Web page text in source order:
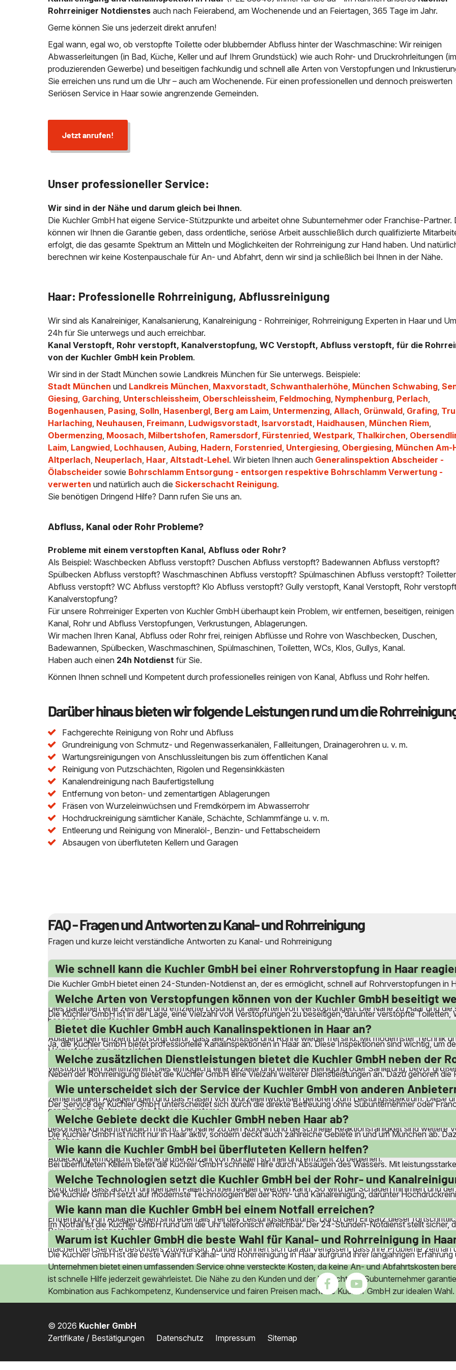
News & Aktuelles
Rohrreiniger Notdienstes auch nach Feierabend, am Wochenende und an Feiertagen, 365 Tage im Jahr.
Gerne können Sie uns jederzeit direkt anrufen!
Egal wann, egal wo, ob verstopfte Toilette oder blubbernder Abfluss hinter der Waschmaschine: Wir reinigen
Abwasserleitungen (in Bad, Küche, Keller und auf Ihrem Grundstück) wie auch Rohr- und Druckrohrleitungen
produzierenden Gewerbe) und beseitigen fachkundig und schnell alle Arten von Verstopfungen und
Sie erreichen uns rund um die Uhr – auch am Wochenende. Für einen professionellen und dennoch preiswerten
Seriösen Service in Haar sowie angrenzende Gemeinden.
Jetzt anrufen!
Unser professioneller Service:
Wir sind in der Nähe und darum gleich bei Ihnen.
Die Kuchler GmbH hat eigene Service-Stützpunkte und arbeitet ohne Subunternehmer oder Franchise-Partner.
können wir Ihnen die Garantie geben, dass ordentliche, seriöse Arbeit ausschließlich durch qualifizierte
erfolgt, die das gesamte Spektrum an Mitteln und Möglichkeiten der Rohrreinigung zur Hand haben. Und
berechnen wir keine Kostenpauschale für An- und Abfahrt, denn wir sind ja schließlich bei Ihnen in der Nähe.
Haar: Professionelle Rohrreinigung, Abflussreinigung
Wir sind als Kanalreiniger, Kanalsanierung, Kanalreinigung - Rohrreiniger, Rohrreinigung Experten in Haar und
24h für Sie unterwegs und auch erreichbar.
Kanal Verstopft, Rohr verstopft, Kanalverstopfung, WC Verstopft, Abfluss verstopft, für die
von der Kuchler GmbH kein Problem.
Wir sind in der Stadt München sowie Landkreis München für Sie unterwegs. Beispiele:
Stadt München und Landkreis München, Maxvorstadt,Schwanthalerhöhe, München Schwabing,
Giesing, Garching, Unterschleissheim, Oberschleissheim, Feldmoching, Nymphenburg, Perlach,
Bogenhausen, Pasing,Solln, Hasenbergl, Berg am Laim, Untermenzing,Allach, Grünwald, Grafing,
Harlaching, Neuhausen, Freimann, Ludwigsvorstadt, Isarvorstadt, Haidhausen, München Riem,
Obermenzing, Moosach, Milbertshofen, Ramersdorf, Fürstenried,Westpark, Thalkirchen,
Laim, Langwied, Lochhausen,Aubing, Hadern, Forstenried, Untergiesing, Obergiesing, München Am-
Altperlach, Neuperlach, Haar,Altstadt-Lehel. Wir bieten Ihnen auch Generalinspektion Abscheider -
Ölabscheider sowie Bohrschlamm Entsorgung - entsorgen respektive Bohrschlamm Verwertung -
verwerten und natürlich auch dieSickerschacht Reinigung.
Sie benötigen Dringend Hilfe? Dann rufen Sie uns an.
Abfluss, Kanal oder Rohr Probleme?
Probleme mit einem verstopften Kanal, Abfluss oder Rohr?
Als Beispiel: Waschbecken Abfluss verstopft? Duschen Abfluss verstopft? Badewannen Abfluss verstopft?
Spülbecken Abfluss verstopft? Waschmaschinen Abfluss verstopft? Spülmaschinen Abfluss verstopft?
Abfluss verstopft? WC Abfluss verstopft? Klo Abfluss verstopft? Gully verstopft, Kanal Verstopft, Rohr
Kanalverstopfung?
Für unsere Rohrreiniger Experten von Kuchler GmbH überhaupt kein Problem, wir entfernen, beseitigen, reinigen
Kanal, Rohr und Abfluss Verstopfungen, Verkrustungen, Ablagerungen.
Wir machen Ihren Kanal, Abfluss oder Rohr frei, reinigen Abflüsse und Rohre von Waschbecken, Duschen,
Badewannen, Spülbecken, Waschmaschinen, Spülmaschinen, Toiletten, WCs, Klos, Gullys, Kanal.
Haben auch einen 24h Notdienst für Sie.
Können Ihnen schnell und Kompetent durch professionelles reinigen von Kanal, Abfluss und Rohr helfen.
Darüber hinaus bieten wir folgende Leistungen rund um die
Fachgerechte Reinigung von Rohr und Abfluss
Grundreinigung von Schmutz- und Regenwasserkanälen, Fallleitungen, Drainagerohren u. v. m.
Wartungsreinigungen von Anschlussleitungen bis zum öffentlichen Kanal
Reinigung von Putzschächten, Rigolen und Regensinkkästen
Kanalendreinigung nach Baufertigstellung
Entfernung von beton- und zementartigen Ablagerungen
Fräsen von Wurzeleinwüchsen und Fremdkörpern im Abwasserrohr
Hochdruckreinigung sämtlicher Kanäle, Schächte, Schlammfänge u. v. m.
Entleerung und Reinigung von Mineralöl-, Benzin- und Fettabscheidern
Absaugen von überfluteten Kellern und Garagen
FAQ - Fragen und Antworten zu Kanal- und Rohrreinigung
Fragen und kurze leicht verständliche Antworten zu Kanal- und Rohrreinigung
Wie schnell kann die Kuchler GmbH bei einer Rohrverstopfung in Haar
Die Kuchler GmbH bietet einen 24-Stunden-Notdienst an, der es ermöglicht, schnell auf Rohrverstopfungen in
Stützpunkte und dem Verzicht auf Subunternehmer kann das Team rasch vor Ort sein. Auch an
Dies garantiert eine zeitnahe und effiziente Lösung für alle Arten von Verstopfungen. Die Nähe zu Haar und
besonders zuverlässig.
Welche Arten von Verstopfungen können von der Kuchler GmbH beseitigt
Die Kuchler GmbH ist in der Lage, eine Vielzahl von Verstopfungen zu beseitigen, darunter verstopfte
komplexere Verstopfungen in Abwasserleitungen, Rohren und Druckrohrleitungen werden fachkundig gelöst.
Ablagerungen effizient und sorgt dafür, dass alle Abflüsse und Rohre wieder frei sind. Mit modernster Technik
Herausforderung gemeistert.
Bietet die Kuchler GmbH auch Kanalinspektionen in Haar an?
Ja, die Kuchler GmbH bietet professionelle Kanalinspektionen in Haar an. Diese Inspektionen sind wichtig, um
mögliche Probleme frühzeitig zu erkennen. Mit modernen Kamerasystemen können die Mitarbeiter die Kanäle
Verstopfungen identifizieren. Dies ermöglicht eine gezielte und effektive Reinigung oder Sanierung, bevor
Welche zusätzlichen Dienstleistungen bietet die Kuchler GmbH neben der
Neben der Rohrreinigung bietet die Kuchler GmbH eine Vielzahl weiterer Dienstleistungen an. Dazu gehören
Fettabscheidern, die Entsorgung von Flüssigabfall und Schlämmen sowie die Kanalendreinigung nach
zementartigen Ablagerungen und das Fräsen von Wurzeleinwüchsen gehören zum Leistungsspektrum. Diese
ganzheitliche Betreuung der Abwassersysteme.
Wie unterscheidet sich der Service der Kuchler GmbH von anderen
Der Service der Kuchler GmbH unterscheidet sich durch die direkte Betreuung ohne Subunternehmer oder
von qualifizierten Mitarbeitern durchgeführt werden. Zudem berechnet das Unternehmen keine
besonders kundenfreundlich macht. Die Nähe zu den Kunden und die schnelle Reaktionsfähigkeit sind weitere
abheben.
Welche Gebiete deckt die Kuchler GmbH neben Haar ab?
Die Kuchler GmbH ist nicht nur in Haar aktiv, sondern deckt auch zahlreiche Gebiete in und um München ab.
Schwabing, Sendling und viele mehr. Auch in umliegenden Gemeinden wie Garching, Unterschleissheim und
Abdeckung ermöglicht es, eine große Anzahl von Kunden schnell und effizient zu bedienen.
Wie kann die Kuchler GmbH bei überfluteten Kellern helfen?
Bei überfluteten Kellern bietet die Kuchler GmbH schnelle Hilfe durch Absaugen des Wassers. Mit
Wasser effizient entfernt. Dies verhindert weitere Schäden und ermöglicht eine schnelle Wiederherstellung
sorgt dafür, dass auch in dringenden Fällen schnell reagiert werden kann. So wird der Schaden minimiert und
Welche Technologien setzt die Kuchler GmbH bei der Rohr- und
Die Kuchler GmbH setzt auf modernste Technologien bei der Rohr- und Kanalreinigung, darunter
Technologien ermöglichen eine gründliche und effektive Reinigung, selbst bei hartnäckigen Verstopfungen.
Entfernung von Ablagerungen sind ebenfalls Teil des Leistungsspektrums. Durch den Einsatz dieser
Reinigung sichergestellt.
Wie kann man die Kuchler GmbH bei einem Notfall erreichen?
Im Notfall ist die Kuchler GmbH rund um die Uhr telefonisch erreichbar. Der 24-Stunden-Notdienst stellt sicher,
können. Egal ob am Wochenende oder an Feiertagen, das Team ist bereit, schnell zu reagieren. Die direkte
machen den Service besonders zuverlässig. Kunden können sich darauf verlassen, dass ihre Probleme
Warum ist Kuchler GmbH die beste Wahl für Kanal- und Rohrreinigung in
Die Kuchler GmbH ist die beste Wahl für Kanal- und Rohrreinigung in Haar aufgrund ihrer langjährigen
Unternehmen bietet einen umfassenden Service ohne versteckte Kosten, da keine An- und Abfahrtskosten
ist schnelle Hilfe jederzeit gewährleistet. Die Nähe zu den Kunden und der Verzicht auf Subunternehmer
Kombination aus Fachkompetenz, Kundenservice und fairen Preisen macht die Kuchler GmbH zur idealen Wahl.
© 2026 Kuchler GmbH
Zertifikate / Bestätigungen
Datenschutz Impressum Sitemap